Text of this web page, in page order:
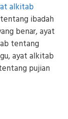
alkitab
ibadah
benar, ayat
tentang
ayat alkitab
pujian